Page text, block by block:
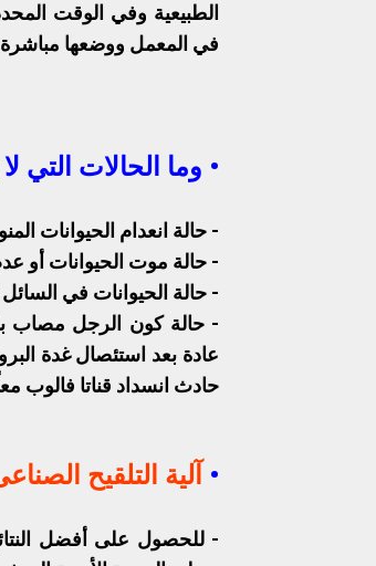
الطبيعية وفي الوقت
في المعمل ووضعها
• وما الحالات التي
- حالة انعدام الحيوانات
- حالة موت الحيوانات أو
- حالة الحيوانات في
- حالة كون الرجل مصاب
عادة بعد استئصال غدة
حادث انسداد قناتا فالوب
• آلية التلقيح
- للحصول على أفضل